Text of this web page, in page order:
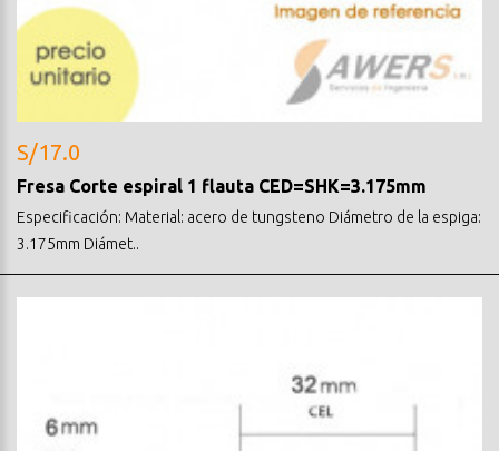
S/17.0
Fresa Corte espiral 1 flauta CED=SHK=3.175mm
Especificación: Material: acero de tungsteno Diámetro de la espiga:
3.175mm Diámet..